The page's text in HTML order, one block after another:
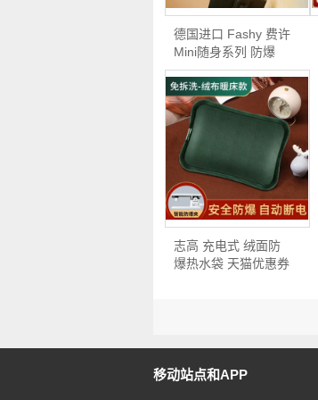
德国进口 Fashy 费许
Mini随身系列 防爆
注…
志高 充电式 绒面防
爆热水袋 天猫优惠券
移动站点和APP